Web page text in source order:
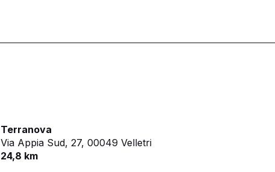
Terranova
Via Appia Sud, 27, 00049 Velletri
24,8 km